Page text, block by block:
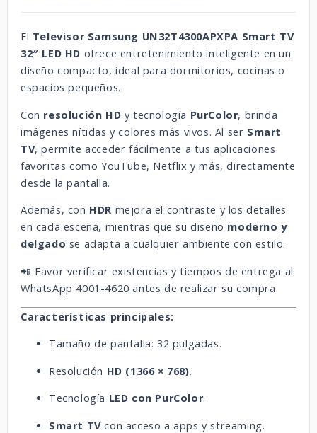
El Televisor Samsung UN32T4300APXPA Smart TV
32″ LED HD ofrece entretenimiento inteligente en un
diseño compacto, ideal para dormitorios, cocinas o
espacios pequeños.
Con resolución HD y tecnología PurColor, brinda
imágenes nítidas y colores más vivos. Al ser Smart
TV, permite acceder fácilmente a tus aplicaciones
favoritas como YouTube, Netflix y más, directamente
desde la pantalla.
Además, con HDR mejora el contraste y los detalles
en cada escena, mientras que su diseño moderno y
delgado se adapta a cualquier ambiente con estilo.
📲 Favor verificar existencias y tiempos de entrega al
WhatsApp 4001-4620 antes de realizar su compra.
Características principales:
Tamaño de pantalla: 32 pulgadas.
Resolución HD (1366 × 768).
Tecnología LED con PurColor.
Smart TVcon acceso a apps y streaming.